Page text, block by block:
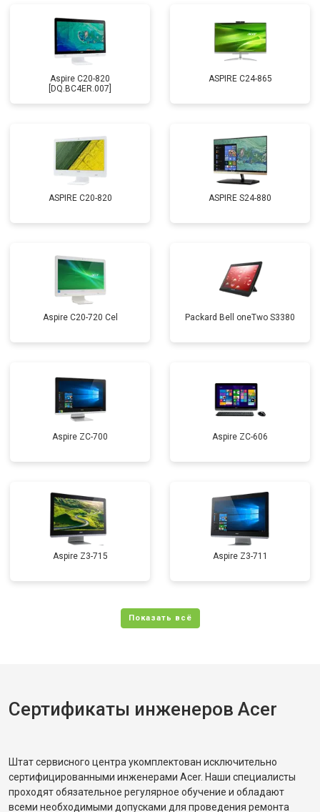
Aspire C20-820
[DQ.BC4ER.007]
ASPIRE C24-865
ASPIRE C20-820 ASPIRE S24-880
Aspire C20-720 Cel Packard Bell oneTwo S3380
Aspire ZC-700 Aspire ZC-606
Aspire Z3-715 Aspire Z3-711
Сертификаты инженеров Acer
Штат сервисного центра укомплектован исключительно
сертифицированными инженерами Acer. Наши специалисты
проходят обязательное регулярное обучение и обладают
всеми необходимыми допусками для проведения ремонта